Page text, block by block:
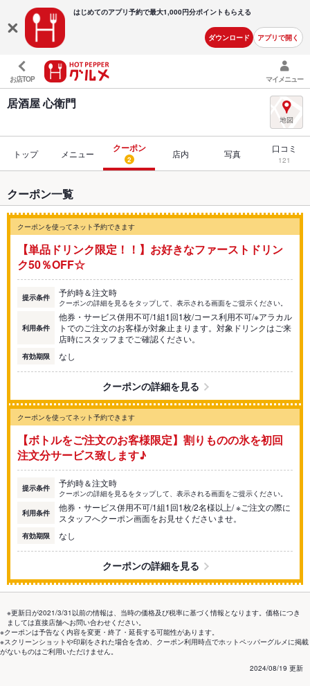
はじめてのアプリ予約で最大1,000円分ポイントもらえる
ダウンロード アプリで開く
お店TOP マイメニュー
居酒屋 心衛門
トップ メニュー クーポン
2 店内 写真 口コミ
121
クーポン一覧
クーポンを使ってネット予約できます
【単品ドリンク限定！！】お好きなファーストドリン
ク50％OFF☆
提示条件 予約時＆注文時
クーポンの詳細を見るをタップして、表示される画面をご提示ください。
利用条件
他券・サービス併用不可/1組1回1枚/コース利用不可/※アラカル
トでのご注文のお客様が対象止まります。対象ドリンクはご来
店時にスタッフまでご確認ください。
有効期限 なし
クーポンの詳細を見る
クーポンを使ってネット予約できます
【ボトルをご注文のお客様限定】割りものの氷を初回
注文分サービス致します♪
提示条件 予約時＆注文時
クーポンの詳細を見るをタップして、表示される画面をご提示ください。
利用条件
他券・サービス併用不可/1組1回1枚/2名様以上/ ※ご注文の際に
スタッフへクーポン画面をお見せくださいませ。
有効期限 なし
クーポンの詳細を見る
※更新日が2021/3/31以前の情報は、当時の価格及び税率に基づく情報となります。価格につき
ましては直接店舗へお問い合わせください。
※クーポンは予告なく内容を変更・終了・延長する可能性があります。
※スクリーンショットや印刷をされた場合を含め、クーポン利用時点でホットペッパーグルメに掲載
がないものはご利用いただけません。
2024/08/19 更新